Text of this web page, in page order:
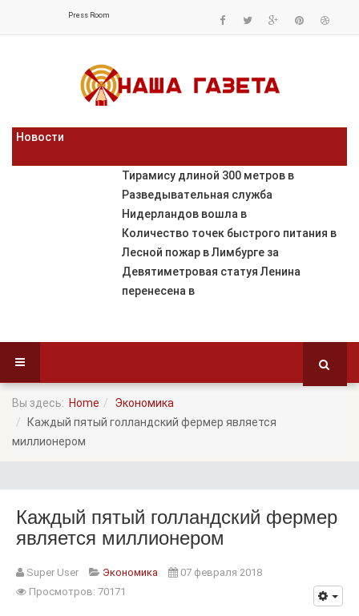
Press Room
Новости
Тирамису длиной 300 метров в
Разведывательная служба
Нидерландов вошла в
Количество точек быстрого питания в
Лесной пожар в Лимбурге за
Девятиметровая статуя Ленина
перенесена в
Вы здесь: Home
Экономика
Каждый пятый голландский фермер является
миллионером
Каждый пятый голландский фермер
является миллионером
Super User Экономика
07 февраля 2018
Просмотров: 70171